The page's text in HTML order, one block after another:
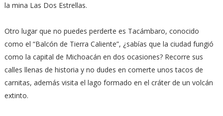
la mina Las Dos Estrellas.
Otro lugar que no puedes perderte es Tacámbaro, conocido
como el “Balcón de Tierra Caliente”, ¿sabías que la ciudad fungió
como la capital de Michoacán en dos ocasiones? Recorre sus
calles llenas de historia y no dudes en comerte unos tacos de
carnitas, además visita el lago formado en el cráter de un volcán
extinto.